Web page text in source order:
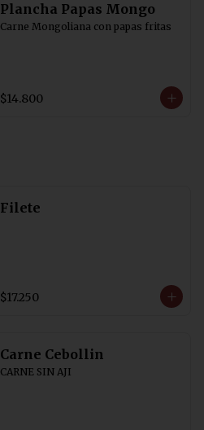
Plancha Papas Mongo
Carne Mongoliana con papas fritas
$14.800
Filete
$17.250
Carne Cebollin
CARNE SIN AJI